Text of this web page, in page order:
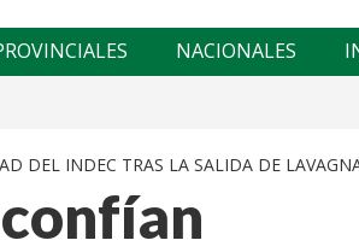
NACIONALES
DEL INDEC TRAS LA SALIDA DE